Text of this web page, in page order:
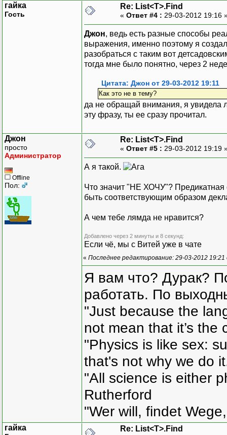
гайка
Гость
Re: List<T>.Find
« Ответ #4 : 29-03-2012 19:16
Джон, ведь есть разные способы
выражения, именно поэтому я
разобраться с таким вот
тогда мне было понятно, через 2
Цитата: Джон от 29-03-2012 19:11
Как это не в тему?
да не обращай внимания, я увидела
эту фразу, ты ее сразу прочитал.
Джон
просто
Администратор
Offline
Пол:
Re: List<T>.Find
« Ответ #5 : 29-03-2012 19:19
А я такой.
Что значит "НЕ ХОЧУ"? Предикатная
быть соответствующим образом
А чем тебе лямда не нравится?
Добавлено через 2 минуты и 8 секунд:
Если чё, мы с Витей уже в чате
« Последнее редактирование: 29-03-2012
Я вам что? Дурак?
работать. По
"Just because the
not mean that it’s the
"Physics is like sex:
that's not why we do
"All science is either
Rutherford
"Wer will, findet
гайка Re: List<T>.Find